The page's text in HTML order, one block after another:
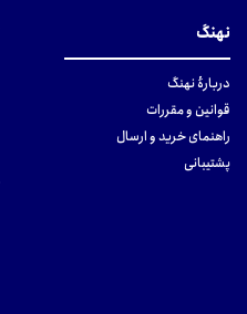
نهنگ
دربارهٔ نهنگ
قوانین و مقررات
راهنمای خرید و ارسال
پشتیبانی